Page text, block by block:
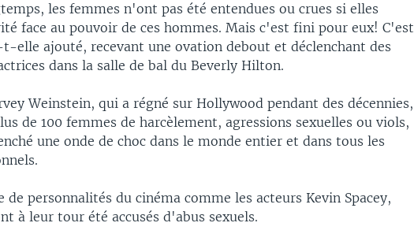
les femmes n'ont pas été entendues ou crues si elles
face au pouvoir de ces hommes. Mais c'est fini pour eux! C'est
elle ajouté, recevant une ovation debout et déclenchant des
dans la salle de bal du Beverly Hilton.
Weinstein, qui a régné sur Hollywood pendant des décennies,
de 100 femmes de harcèlement, agressions sexuelles ou viols,
une onde de choc dans le monde entier et dans tous les
de personnalités du cinéma comme les acteurs Kevin Spacey,
à leur tour été accusés d'abus sexuels.